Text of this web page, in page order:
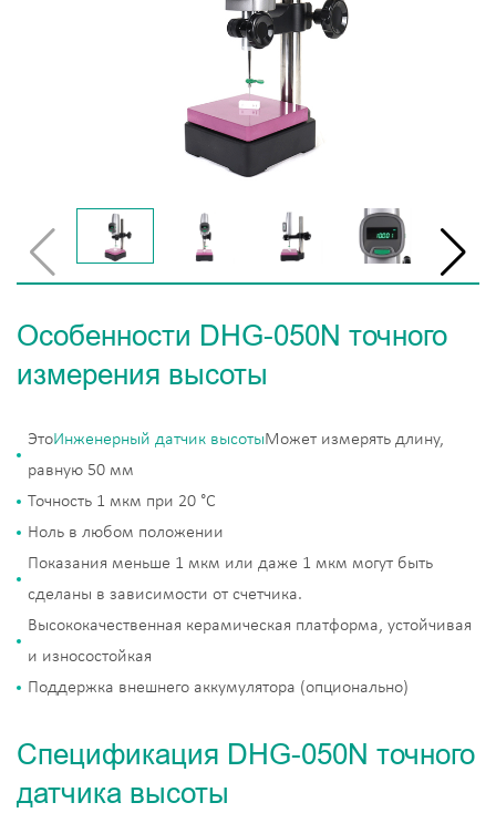
Особенности DHG-050N точного
измерения высоты
ЭтоИнженерный датчик высотыМожет измерять длину,
равную 50 мм
Точность 1 мкм при 20 °C
Ноль в любом положении
Показания меньше 1 мкм или даже 1 мкм могут быть
сделаны в зависимости от счетчика.
Высококачественная керамическая платформа, устойчивая
и износостойкая
Поддержка внешнего аккумулятора (опционально)
Спецификация DHG-050N точного
датчика высоты